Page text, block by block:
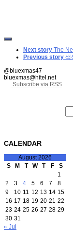
Next story The
Previous story 색
@bluexmas47
bluexmas@hitel.net
Subscribe via RSS
CALENDAR
August 2026
S
M T W T F
S
1
2
3 4 5 6 7
8
9
10 11 12 13 14 15
16 17 18 19 20 21 22
23 24 25 26 27 28 29
30 31
« Jul